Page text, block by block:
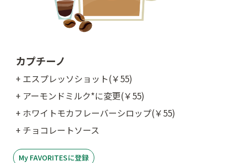
カプチーノ
+ エスプレッソショット(￥55)
+ アーモンドミルク*に変更(￥55)
+ ホワイトモカフレーバーシロップ(￥55)
+ チョコレートソース
My FAVORITESに登録